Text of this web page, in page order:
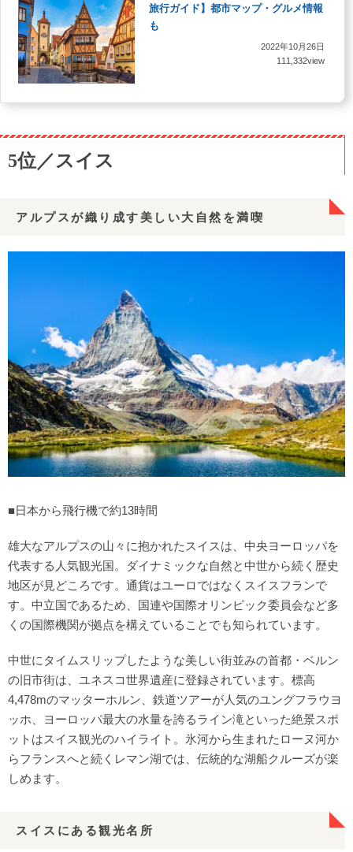
旅行ガイド】都市マップ・グルメ情報
も
2022年10月26日
111,332view
5位／スイス
アルプスが織り成す美しい大自然を満喫
■日本から飛行機で約13時間
雄大なアルプスの山々に抱かれたスイスは、中央ヨーロッパを
代表する人気観光国。ダイナミックな自然と中世から続く歴史
地区が見どころです。通貨はユーロではなくスイスフランで
す。中立国であるため、国連や国際オリンピック委員会など多
くの国際機関が拠点を構えていることでも知られています。
中世にタイムスリップしたような美しい街並みの首都・ベルン
の旧市街は、ユネスコ世界遺産に登録されています。標高
4,478mのマッターホルン、鉄道ツアーが人気のユングフラウヨ
ッホ、ヨーロッパ最大の水量を誇るライン滝といった絶景スポ
ットはスイス観光のハイライト。氷河から生まれたローヌ河か
らフランスへと続くレマン湖では、伝統的な湖船クルーズが楽
しめます。
スイスにある観光名所